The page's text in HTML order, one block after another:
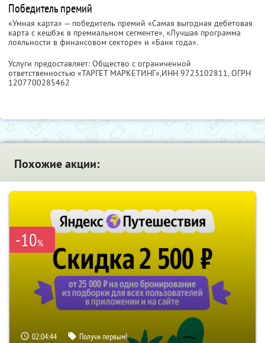
Победитель премий
«Умная карта» — победитель премий «Самая выгодная дебетовая
карта с кешбэк в премиальном сегменте», «Лучшая программа
лояльности в финансовом секторе» и «Банк года».
Услуги предоставляет: Общество с ограниченной
ответственностью «ТАРГЕТ МАРКЕТИНГ»,ИНН 9723102811, ОГРН
1207700285462
Похожие акции:
-10%
02:04:43 Получи первым!